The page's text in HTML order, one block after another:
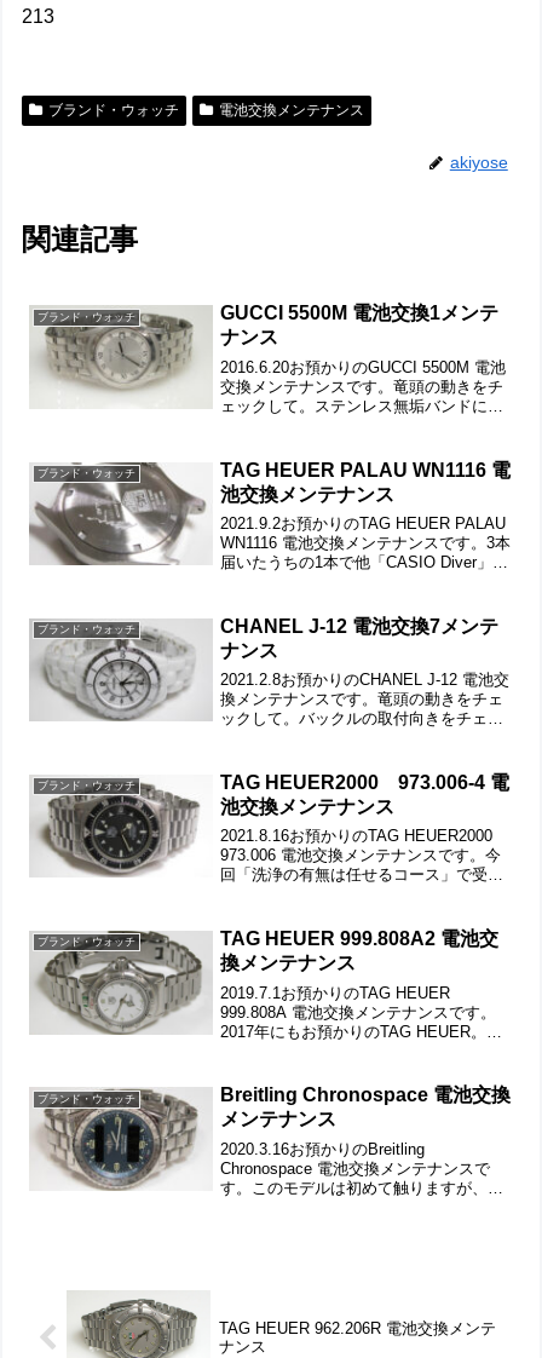
213
ブランド・ウォッチ 電池交換メンテナンス
akiyose
関連記事
ブランド・ウォッチ
GUCCI 5500M 電池交換1メンテ
ナンス
2016.6.20お預かりのGUCCI 5500M 電池
交換メンテナンスです。竜頭の動きをチ
ェックして。ステンレス無垢バンドに両
の汚れや裏蓋の裏側もチェックして。パ
ッキ...
ブランド・ウォッチ
TAG HEUER PALAU WN1116 電
池交換メンテナンス
2021.9.2お預かりのTAG HEUER PALAU
WN1116 電池交換メンテナンスです。3本
届いたうちの1本で他「CASIO Diver」
ブルロッ...
ブランド・ウォッチ
CHANEL J-12 電池交換7メンテ
ナンス
2021.2.8お預かりのCHANEL J-12 電池交
換メンテナンスです。竜頭の動きをチェ
ックして。バックルの取付向きをチェッ
裏蓋は8本ネジで留まっていて裏蓋記載。
ネ...
ブランド・ウォッチ
TAG HEUER2000 973.006-4 電
池交換メンテナンス
2021.8.16お預かりのTAG HEUER2000
973.006 電池交換メンテナンスです。今
回「洗浄の有無は任せるコース」で受け
無垢バンドに三つ折れダブルロック...
ブランド・ウォッチ
TAG HEUER 999.808A2 電池交
換メンテナンス
2019.7.1お預かりのTAG HEUER
999.808A 電池交換メンテナンスです。
2017年にもお預かりのTAG HEUER。竜
整位置をチェックします。裏蓋はス...
ブランド・ウォッチ
Breitling Chronospace 電池交換
メンテナンス
2020.3.16お預かりのBreitling
Chronospace 電池交換メンテナンスで
す。このモデルは初めて触りますが、お
TAG HEUER 962.206R 電池交換メンテ
ナンス